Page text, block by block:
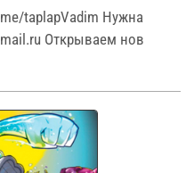
taplapVadim Нужна
Открываем нов